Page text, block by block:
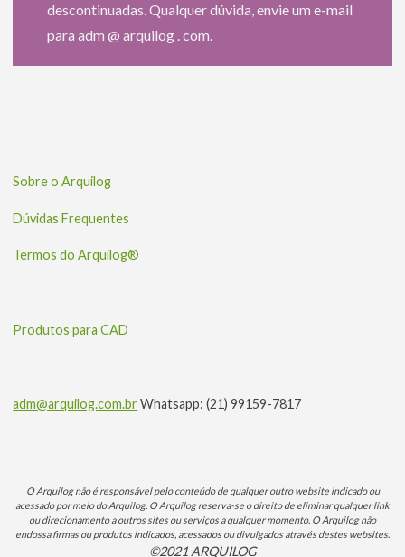
descontinuadas. Qualquer dúvida, envie um e-mail
para adm @ arquilog . com.
Sobre o Arquilog
Dúvidas Frequentes
Termos do Arquilog®
Produtos para CAD
adm@arquilog.com.brWhatsapp: (21) 99159-7817
O Arquilog não é responsável pelo conteúdo de qualquer outro website indicado ou
acessado por meio do Arquilog. O Arquilog reserva-se o direito de eliminar qualquer link
ou direcionamento a outros sites ou serviços a qualquer momento. O Arquilog não
endossa firmas ou produtos indicados, acessados ou divulgados através destes websites.
©2021 ARQUILOG